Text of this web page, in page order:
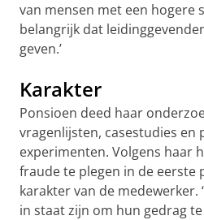
van mensen met een hogere
belangrijk dat
geven.’
Karakter
Ponsioen deed haar
vragenlijsten, casestudies en
experimenten. Volgens haar
fraude te plegen in de eerste
karakter van de medewerker.
in staat zijn om hun gedrag